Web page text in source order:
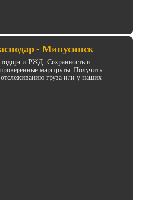
- Минусинск
и РЖД. Сохранность и
маршруты. Получить
груза или у наших